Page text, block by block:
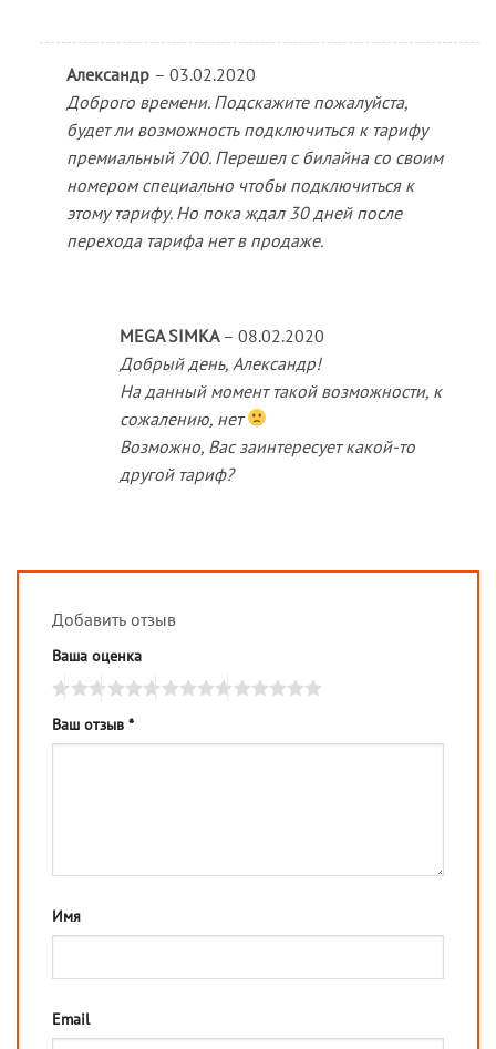
Александр – 03.02.2020
Доброго времени. Подскажите пожалуйста,
будет ли возможность подключиться к тарифу
премиальный 700. Перешел с билайна со своим
номером специально чтобы подключиться к
этому тарифу. Но пока ждал 30 дней после
перехода тарифа нет в продаже.
MEGA SIMKA – 08.02.2020
Добрый день, Александр!
На данный момент такой возможности, к
сожалению, нет
Возможно, Вас заинтересует какой-то
другой тариф?
Добавить отзыв
Ваша оценка
Ваш отзыв *
Имя
Email